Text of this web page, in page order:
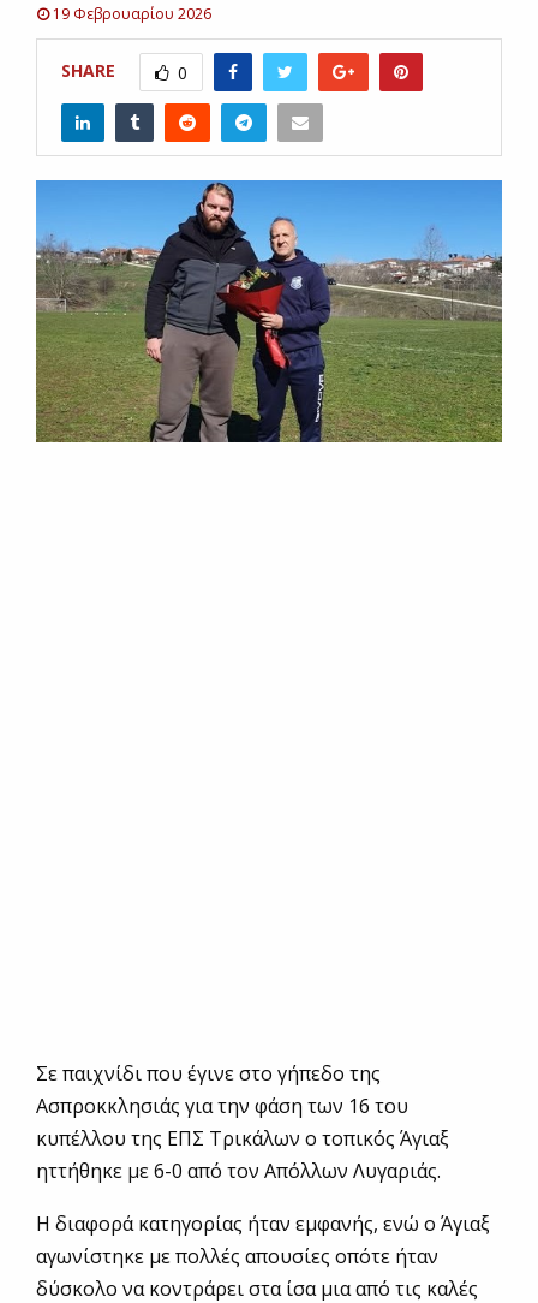
19 Φεβρουαρίου 2026
SHARE 0
Σε παιχνίδι που έγινε στο γήπεδο της
Ασπροκκλησιάς για την φάση των 16 του
κυπέλλου της ΕΠΣ Τρικάλων ο τοπικός Άγιαξ
ηττήθηκε με 6-0 από τον Απόλλων Λυγαριάς.
Η διαφορά κατηγορίας ήταν εμφανής, ενώ ο Άγιαξ
αγωνίστηκε με πολλές απουσίες οπότε ήταν
δύσκολο να κοντράρει στα ίσα μια από τις καλές